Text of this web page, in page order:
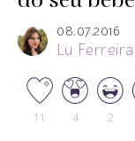
08.07.2016
Lu Ferreira
11 4 2